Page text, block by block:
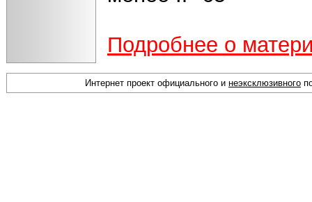
Подробнее о
Интернет проект официального и неэксклюзивного